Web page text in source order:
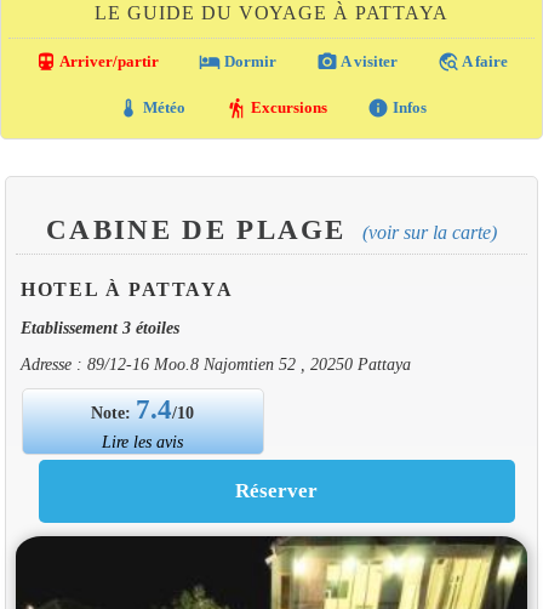
LE GUIDE DU VOYAGE À PATTAYA
directions_transit Arriver/partir local_hotel Dormir photo_camera A visiter travel_explore A faire
thermostat Météo hiking Excursions info Infos
CABINE DE PLAGE (voir sur la carte)
HOTEL À PATTAYA
Etablissement 3 étoiles
Adresse : 89/12-16 Moo.8 Najomtien 52 , 20250 Pattaya
Note: 7.4/10
Lire les avis